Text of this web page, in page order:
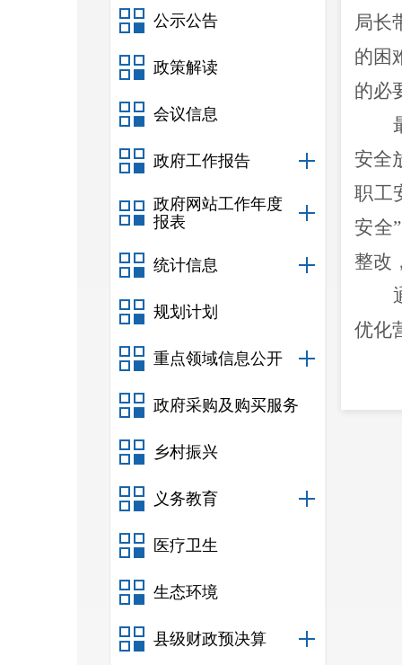
公示公告
政策解读
会议信息
政府工作报告
政府网站工作年度
报表
统计信息
规划计划
重点领域信息公开
政府采购及购买服务
乡村振兴
义务教育
医疗卫生
生态环境
县级财政预决算
局长
的困
的必
安全
职工
安全
整改
优化